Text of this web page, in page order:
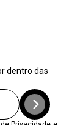
dentro das